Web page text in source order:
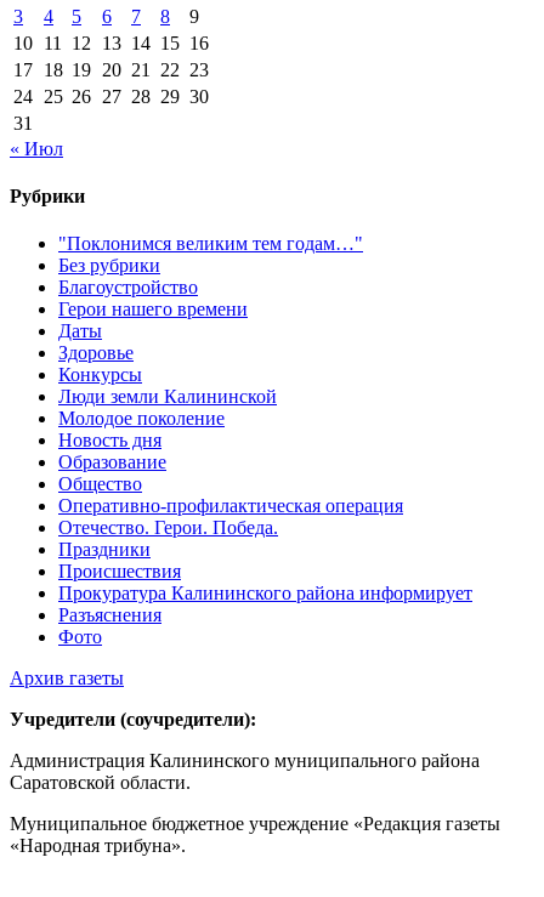
3 4 5 6 7 8
9
10 11 12 13 14 15 16
17 18 19 20 21 22 23
24 25 26 27 28 29 30
31
« Июл
Рубрики
"Поклонимся великим тем годам…"
Без рубрики
Благоустройство
Герои нашего времени
Даты
Здоровье
Конкурсы
Люди земли Калининской
Молодое поколение
Новость дня
Образование
Общество
Оперативно-профилактическая операция
Отечество. Герои. Победа.
Праздники
Происшествия
Прокуратура Калининского района информирует
Разъяснения
Фото
Архив газеты
Учредители (соучредители):
Администрация Калининского муниципального района
Саратовской области.
Муниципальное бюджетное учреждение «Редакция газеты
«Народная трибуна».